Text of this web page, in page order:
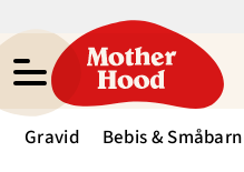
Gravid Bebis & Småbarn